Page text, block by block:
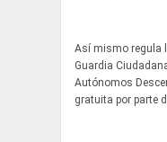
Así mismo regula
Guardia
Autónomos
gratuita por parte